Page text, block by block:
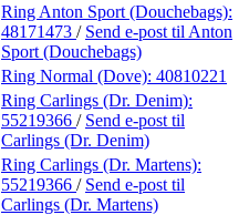
Ring Anton Sport (Douchebags):
48171473 / Send e-post til Anton
Sport (Douchebags)
Ring Normal (Dove): 40810221
Ring Carlings (Dr. Denim):
55219366 / Send e-post til
Carlings (Dr. Denim)
Ring Carlings (Dr. Martens):
55219366 / Send e-post til
Carlings (Dr. Martens)